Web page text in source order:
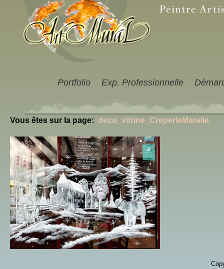
Portfolio Exp. Professionnelle
Vous êtes sur la page: deco_vitrine_CreperieMarelie